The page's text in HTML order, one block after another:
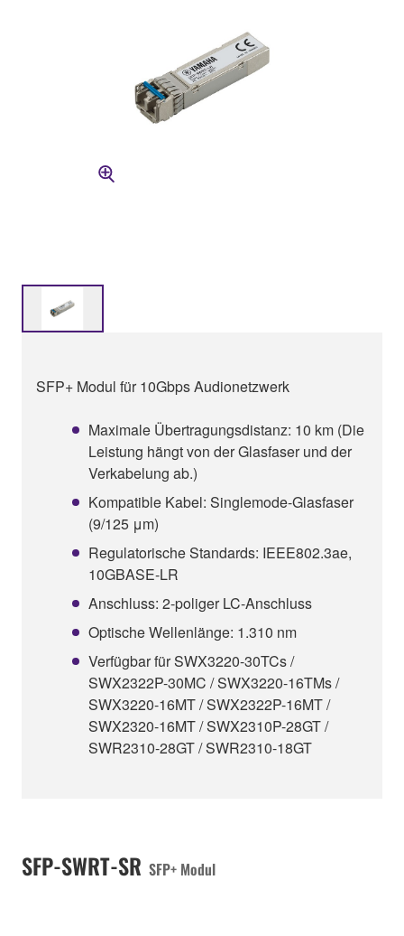
SFP+ Modul für 10Gbps Audionetzwerk
Maximale Übertragungsdistanz: 10 km (Die
Leistung hängt von der Glasfaser und der
Verkabelung ab.)
Kompatible Kabel: Singlemode-Glasfaser
(9/125 μm)
Regulatorische Standards: IEEE802.3ae,
10GBASE-LR
Anschluss: 2-poliger LC-Anschluss
Optische Wellenlänge: 1.310 nm
Verfügbar für SWX3220-30TCs /
SWX2322P-30MC / SWX3220-16TMs /
SWX3220-16MT / SWX2322P-16MT /
SWX2320-16MT / SWX2310P-28GT /
SWR2310-28GT / SWR2310-18GT
SFP-SWRT-SR SFP+ Modul